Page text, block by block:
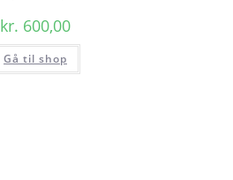
kr. 600,00
Gå til shop